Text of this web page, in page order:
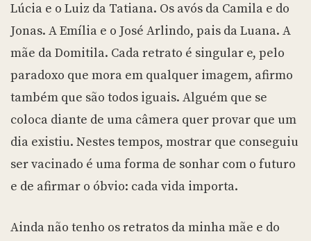
Lúcia e o Luiz da Tatiana. Os avós da Camila e do
Jonas. A Emília e o José Arlindo, pais da Luana. A
mãe da Domitila. Cada retrato é singular e, pelo
paradoxo que mora em qualquer imagem, afirmo
também que são todos iguais. Alguém que se
coloca diante de uma câmera quer provar que um
dia existiu. Nestes tempos, mostrar que conseguiu
ser vacinado é uma forma de sonhar com o futuro
e de afirmar o óbvio: cada vida importa.
Ainda não tenho os retratos da minha mãe e do